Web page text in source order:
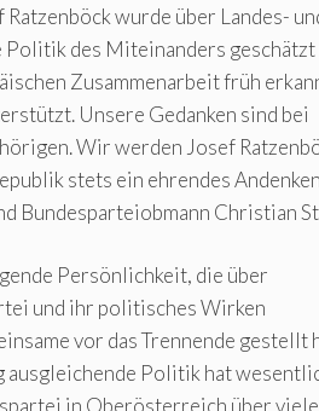
wurde über Landes-
des Miteinanders geschätzt
Zusammenarbeit früh
Unsere Gedanken sind bei
Wir werden Josef
stets ein ehrendes Andenken
Bundesparteiobmann Christian
Persönlichkeit, die über
und ihr politisches Wirken
vor das Trennende gestellt
Politik hat